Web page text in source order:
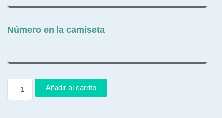
Número en la camiseta
Añadir al carrito